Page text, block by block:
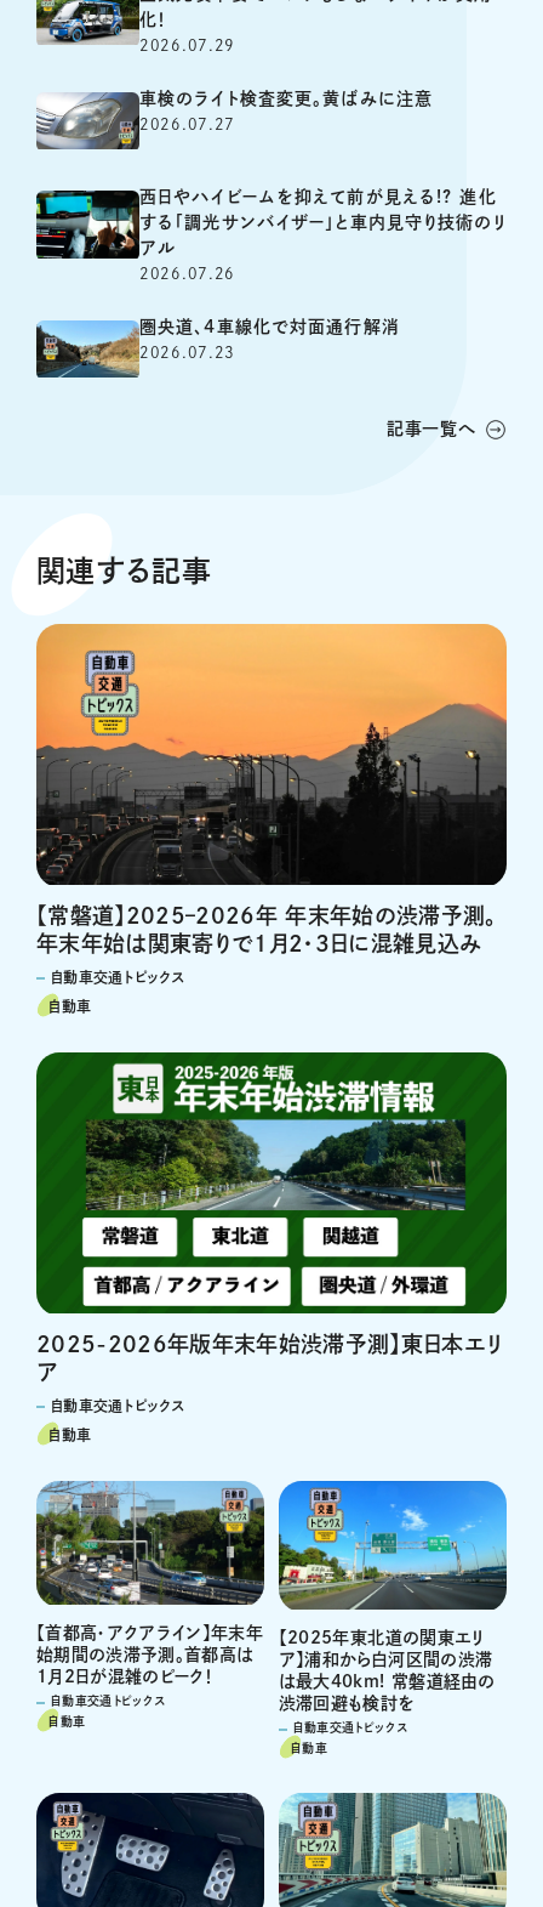
化！
2026.07.29
車検のライト検査変更。黄ばみに注意
2026.07.27
西日やハイビームを抑えて前が見える!? 進化
する「調光サンバイザー」と車内見守り技術のリ
アル
2026.07.26
圏央道、4車線化で対面通行解消
2026.07.23
記事一覧へ
関連する記事
【常磐道】2025–2026年 年末年始の渋滞予測。
年末年始は関東寄りで1月2・3日に混雑見込み
自動車交通トピックス
自動車
2025-2026年版年末年始渋滞予測】東日本エリ
ア
自動車交通トピックス
自動車
【首都高・アクアライン】年末年
始期間の渋滞予測。首都高は
1月2日が混雑のピーク！
自動車交通トピックス
自動車
【2025年東北道の関東エリ
ア】浦和から白河区間の渋滞
は最大40km! 常磐道経由の
渋滞回避も検討を
自動車交通トピックス
自動車